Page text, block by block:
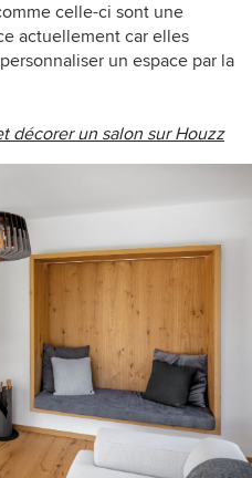
celle-ci sont une
actuellement car elles
un espace par la
décorer un salon sur Houzz